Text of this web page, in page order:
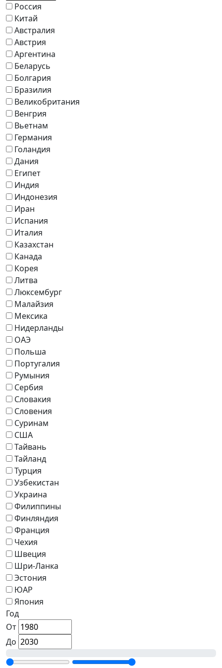
Россия
Китай
Австралия
Австрия
Аргентина
Беларусь
Болгария
Бразилия
Великобритания
Венгрия
Вьетнам
Германия
Голандия
Дания
Египет
Индия
Индонезия
Иран
Испания
Италия
Казахстан
Канада
Корея
Литва
Люксембург
Малайзия
Мексика
Нидерланды
ОАЭ
Польша
Португалия
Румыния
Сербия
Словакия
Словения
Суринам
США
Тайвань
Тайланд
Турция
Узбекистан
Украина
Филиппины
Финляндия
Франция
Чехия
Швеция
Шри-Ланка
Эстония
ЮАР
Япония
Год
От
До